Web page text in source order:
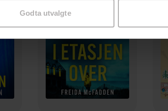
Godta utvalgte